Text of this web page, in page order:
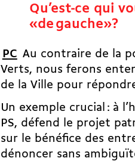
Qu’est-ce qui
«de gauche»?
PC Au contraire de la
Verts, nous ferons
de la Ville pour
Un exemple crucial : à
PS, défend le projet
sur le bénéfice des
dénoncer sans